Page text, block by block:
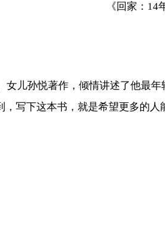
《回家：14年
孙悦著作，倾情讲述了他最年
写下这本书，就是希望更多的